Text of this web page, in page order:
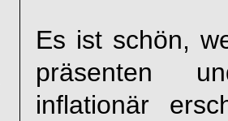
Es ist schön,
präsenten
inflationär